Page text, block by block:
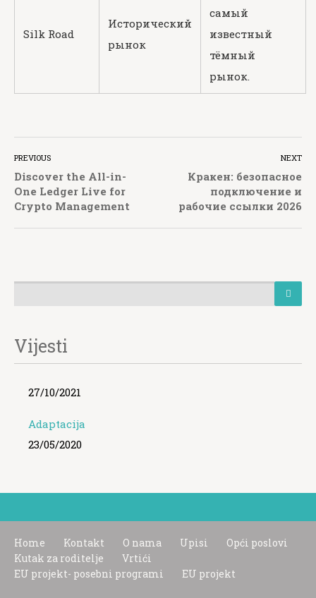
Silk Road
Исторический
рынок
самый
известный
тёмный
рынок.
PREVIOUS
Discover the All-in-
One Ledger Live for
Crypto Management
NEXT
Кракен: безопасное
подключение и
рабочие ссылки 2026
Vijesti
27/10/2021
Adaptacija
23/05/2020
Home Kontakt O nama Upisi
Opći poslovi
Kutak za roditelje
Vrtići
EU projekt- posebni programi
EU projekt